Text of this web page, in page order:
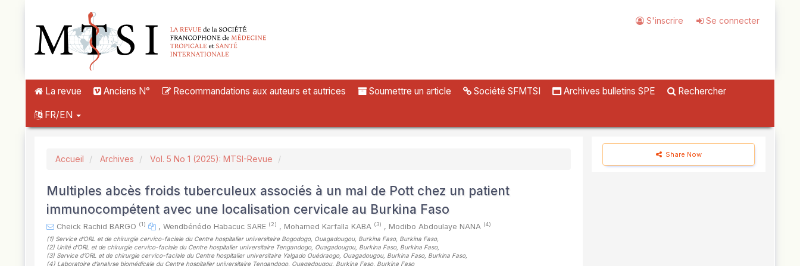
##plugins.themes.novelty.accessible_menu.main_navigation##
##plugins.themes.novelty.accessible_menu.main_content##
##plugins.themes.novelty.accessible_menu.sidebar##
S'inscrire Se connecter
La revue Anciens N° Recommandations aux auteurs et autrices Soumettre un article Société SFMTSI Archives bulletins SPE Rechercher
FR/EN
Accueil Archives Vol. 5 No 1 (2025): MTSI-Revue
Multiples abcès froids tuberculeux associés à un mal de Pott chez un patient
immunocompétent avec une localisation cervicale au Burkina Faso
Cheick Rachid BARGO (1) , Wendbénédo Habacuc SARE (2) , Mohamed Karfalla KABA (3) , Modibo Abdoulaye NANA (4)
(1) Service d’ORL et de chirurgie cervico-faciale du Centre hospitalier universitaire Bogodogo, Ouagadougou, Burkina Faso, Burkina Faso,
(2) Unité d’ORL et de chirurgie cervico-faciale du Centre hospitalier universitaire Tengandogo, Ouagadougou, Burkina Faso, Burkina Faso,
(3) Service d’ORL et de chirurgie cervico-faciale du Centre hospitalier universitaire Yalgado Ouédraogo, Ouagadougou, Burkina Faso, Burkina Faso,
(4) Laboratoire d’analyse biomédicale du Centre hospitalier universitaire Tengandogo, Ouagadougou, Burkina Faso, Burkina Faso
Share Now